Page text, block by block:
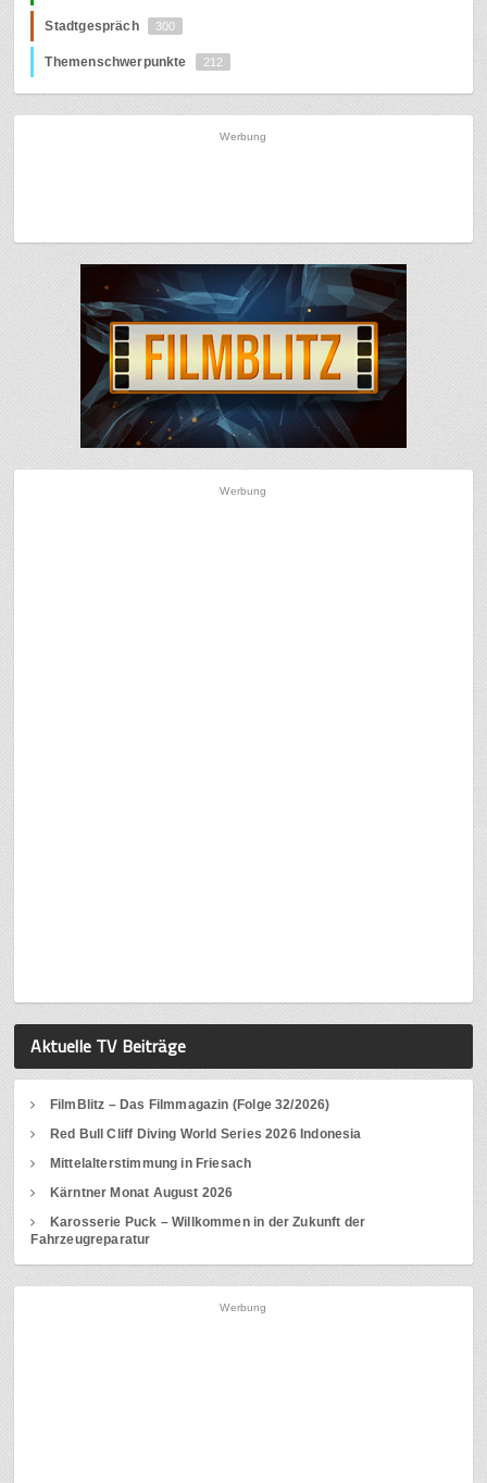
Stadtgespräch 300
Themenschwerpunkte 212
Werbung
Werbung
Aktuelle TV Beiträge
FilmBlitz – Das Filmmagazin (Folge 32/2026)
Red Bull Cliff Diving World Series 2026 Indonesia
Mittelalterstimmung in Friesach
Kärntner Monat August 2026
Karosserie Puck – Willkommen in der Zukunft der
Fahrzeugreparatur
Werbung